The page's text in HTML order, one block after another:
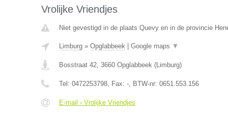
Vrolijke Vriendjes
Niet gevestigd in de plaats Quevy en in de provincie
Limburg» Opglabbeek| Google maps ▼
Bosstraat 42, 3660 Opglabbeek(Limburg)
Tel: 0472253798, Fax: -, BTW-nr: 0651.553.156
E-mail › Vrolijke Vriendjes